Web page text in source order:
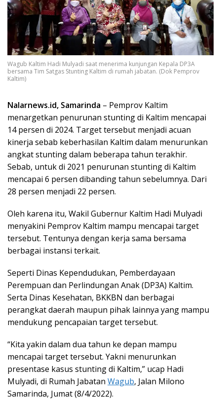
Wagub Kaltim Hadi Mulyadi saat menerima kunjungan Kepala DP3A
bersama Tim Satgas Stunting Kaltim di rumah jabatan. (Dok Pemprov
Kaltim)
Nalarnews.id, Samarinda – Pemprov Kaltim
menargetkan penurunan stunting di Kaltim mencapai
14 persen di 2024. Target tersebut menjadi acuan
kinerja sebab keberhasilan Kaltim dalam menurunkan
angkat stunting dalam beberapa tahun terakhir.
Sebab, untuk di 2021 penurunan stunting di Kaltim
mencapai 6 persen dibanding tahun sebelumnya. Dari
28 persen menjadi 22 persen.
Oleh karena itu, Wakil Gubernur Kaltim Hadi Mulyadi
menyakini Pemprov Kaltim mampu mencapai target
tersebut. Tentunya dengan kerja sama bersama
berbagai instansi terkait.
Seperti Dinas Kependudukan, Pemberdayaan
Perempuan dan Perlindungan Anak (DP3A) Kaltim.
Serta Dinas Kesehatan, BKKBN dan berbagai
perangkat daerah maupun pihak lainnya yang mampu
mendukung pencapaian target tersebut.
“Kita yakin dalam dua tahun ke depan mampu
mencapai target tersebut. Yakni menurunkan
presentase kasus stunting di Kaltim,” ucap Hadi
Mulyadi, di Rumah Jabatan Wagub, Jalan Milono
Samarinda, Jumat (8/4/2022).